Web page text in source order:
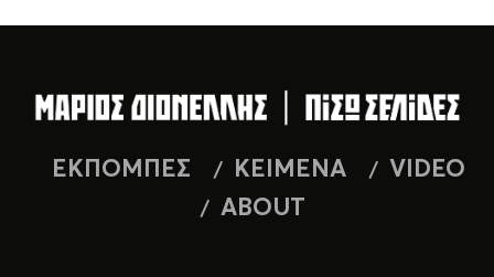
ΕΚΠΟΜΠΕΣ ΚΕΙΜΕΝΑ
VIDEO
ABOUT